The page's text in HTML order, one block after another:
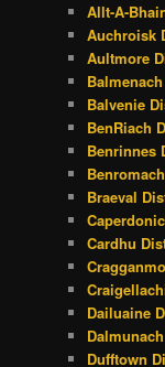
Allt-A-
Auchroisk
Aultmore
Balvenie
BenRiach
Benrinnes
Braeval
Cardhu
Dailuaine
Dufftown